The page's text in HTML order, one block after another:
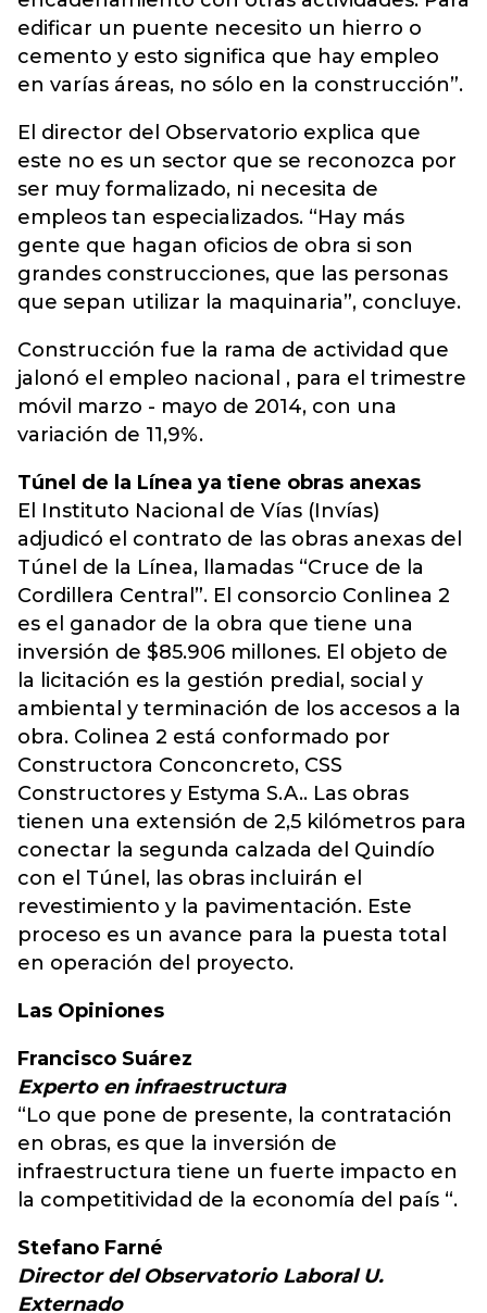
edificar un puente necesito un hierro o
cemento y esto significa que hay empleo
en varías áreas, no sólo en la construcción”.
El director del Observatorio explica que
este no es un sector que se reconozca por
ser muy formalizado, ni necesita de
empleos tan especializados. “Hay más
gente que hagan oficios de obra si son
grandes construcciones, que las personas
que sepan utilizar la maquinaria”, concluye.
Construcción fue la rama de actividad que
jalonó el empleo nacional , para el trimestre
móvil marzo - mayo de 2014, con una
variación de 11,9%.
Túnel de la Línea ya tiene obras anexas
El Instituto Nacional de Vías (Invías)
adjudicó el contrato de las obras anexas del
Túnel de la Línea, llamadas “Cruce de la
Cordillera Central”. El consorcio Conlinea 2
es el ganador de la obra que tiene una
inversión de $85.906 millones. El objeto de
la licitación es la gestión predial, social y
ambiental y terminación de los accesos a la
obra. Colinea 2 está conformado por
Constructora Conconcreto, CSS
Constructores y Estyma S.A.. Las obras
tienen una extensión de 2,5 kilómetros para
conectar la segunda calzada del Quindío
con el Túnel, las obras incluirán el
revestimiento y la pavimentación. Este
proceso es un avance para la puesta total
en operación del proyecto.
Las Opiniones
Francisco Suárez
Experto en infraestructura
“Lo que pone de presente, la contratación
en obras, es que la inversión de
infraestructura tiene un fuerte impacto en
la competitividad de la economía del país “.
Stefano Farné
Director del Observatorio Laboral U.
Externado